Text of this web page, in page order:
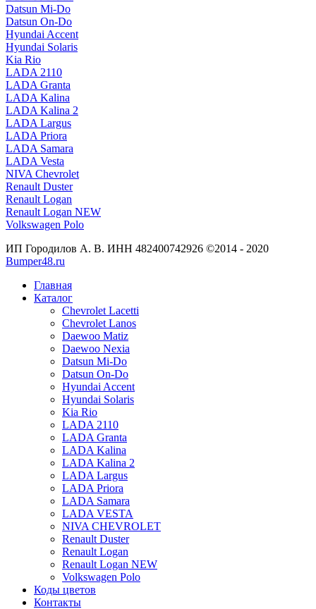
Datsun Mi-Do
Datsun On-Do
Hyundai Accent
Hyundai Solaris
Kia Rio
LADA 2110
LADA Granta
LADA Kalina
LADA Kalina 2
LADA Largus
LADA Priora
LADA Samara
LADA Vesta
NIVA Chevrolet
Renault Duster
Renault Logan
Renault Logan NEW
Volkswagen Polo
ИП Городилов А. В. ИНН 482400742926 ©2014 - 2020
Bumper48.ru
Главная
Каталог
Chevrolet Lacetti
Chevrolet Lanos
Daewoo Matiz
Daewoo Nexia
Datsun Mi-Do
Datsun On-Do
Hyundai Accent
Hyundai Solaris
Kia Rio
LADA 2110
LADA Granta
LADA Kalina
LADA Kalina 2
LADA Largus
LADA Priora
LADA Samara
LADA VESTA
NIVA CHEVROLET
Renault Duster
Renault Logan
Renault Logan NEW
Volkswagen Polo
Коды цветов
Контакты